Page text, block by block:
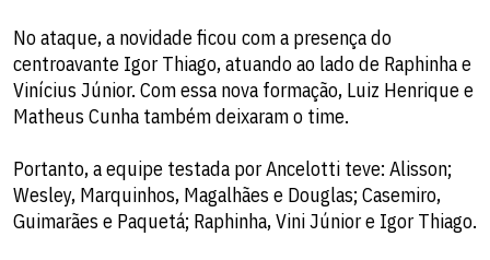
No ataque, a novidade ficou com a presença do
centroavante Igor Thiago, atuando ao lado de Raphinha e
Vinícius Júnior. Com essa nova formação, Luiz Henrique e
Matheus Cunha também deixaram o time.
Portanto, a equipe testada por Ancelotti teve: Alisson;
Wesley, Marquinhos, Magalhães e Douglas; Casemiro,
Guimarães e Paquetá; Raphinha, Vini Júnior e Igor Thiago.